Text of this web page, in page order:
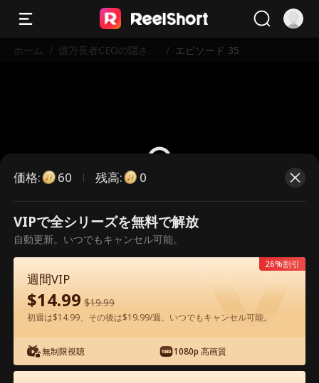
ホーム / 億万長者CEOの隠され
/ エピソード 35
こちらは有料のエピソードです。視
聴いただくには解放が必要です。
アプリ内で無料視聴可能
価格: 60 残高: 0
VIPで全シリーズを無料で解放
自動更新。いつでもキャンセル可能。
週間VIP
$14.99 $19.99
初週は$14.99、その後は$19.99/週。いつでもキャンセル可能。
無制限視聴 1080p 高画質
26%割引